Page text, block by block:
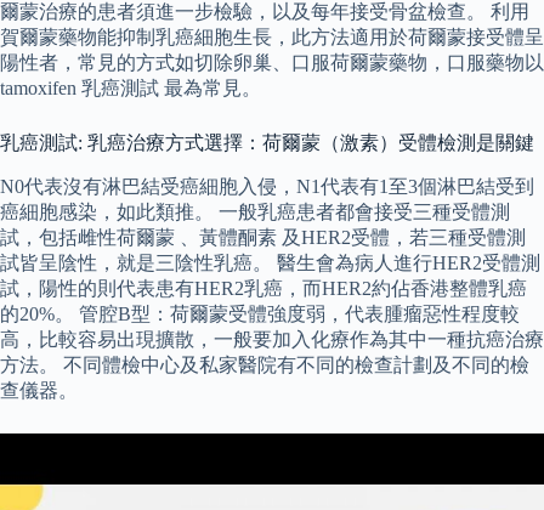
爾蒙治療的患者須進一步檢驗，以及每年接受骨盆檢查。 利用
賀爾蒙藥物能抑制乳癌細胞生長，此方法適用於荷爾蒙接受體呈
陽性者，常見的方式如切除卵巢、口服荷爾蒙藥物，口服藥物以
tamoxifen 乳癌測試 最為常見。
乳癌測試: 乳癌治療方式選擇：荷爾蒙（激素）受體檢測是關鍵
N0代表沒有淋巴結受癌細胞入侵，N1代表有1至3個淋巴結受到
癌細胞感染，如此類推。 一般乳癌患者都會接受三種受體測
試，包括雌性荷爾蒙 、黃體酮素 及HER2受體，若三種受體測
試皆呈陰性，就是三陰性乳癌。 醫生會為病人進行HER2受體測
試，陽性的則代表患有HER2乳癌，而HER2約佔香港整體乳癌
的20%。 管腔B型：荷爾蒙受體強度弱，代表腫瘤惡性程度較
高，比較容易出現擴散，一般要加入化療作為其中一種抗癌治療
方法。 不同體檢中心及私家醫院有不同的檢查計劃及不同的檢
查儀器。